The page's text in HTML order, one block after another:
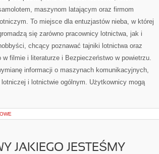
maszynom latającym oraz firmom
lotniczym. To miejsce dla entuzjastów nieba, w której
się zarówno pracownicy lotnictwa, jak i
chcący poznawać tajniki lotnictwa oraz
filmie i literaturze i Bezpieczeństwo w powietrzu.
informacji o maszynach komunikacyjnych,
i lotnictwie ogólnym. Użytkownicy mogą
JAKIEGO JESTEŚMY